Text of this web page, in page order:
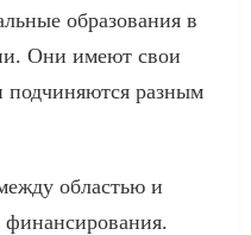
образования в
Они имеют свои
подчиняются разным
областью и
финансирования.